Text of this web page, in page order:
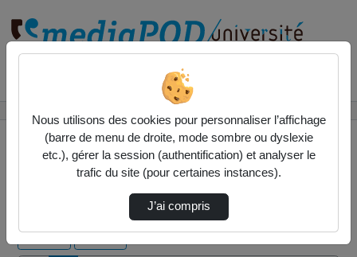
1 vidéo trouvée
Nous utilisons des cookies pour personnaliser l’affichage
(barre de menu de droite, mode sombre ou dyslexie
etc.), gérer la session (authentification) et analyser le
trafic du site (pour certaines instances).
J’ai compris